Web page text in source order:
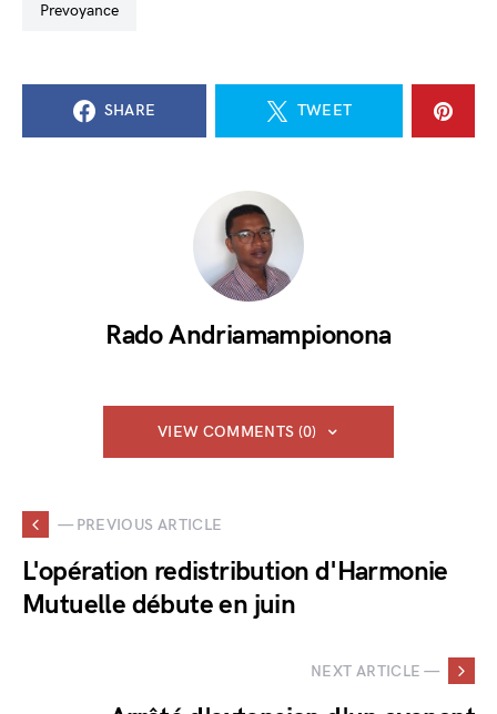
Prevoyance
SHARE TWEET
Rado Andriamampionona
VIEW COMMENTS (0)
— PREVIOUS ARTICLE
L'opération redistribution d'Harmonie
Mutuelle débute en juin
NEXT ARTICLE —